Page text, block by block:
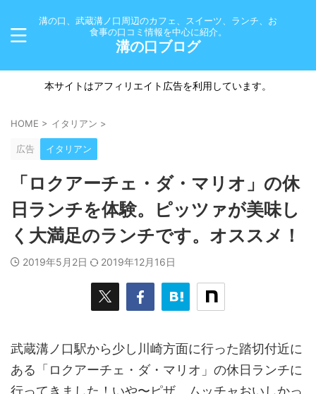
溝の口、武蔵溝ノ口周辺のカフェ、スイーツ、ランチ、お
食事の口コミ情報を中心に紹介。
溝の口ブログ
本サイトはアフィリエイト広告を利用しています。
HOME > イタリアン >
広告 イタリアン
「ロクアーチェ・ダ・マリオ」の休
日ランチを体験。ピッツァが美味し
く大満足のランチです。オススメ！
2019年5月2日 2019年12月16日
武蔵溝ノ口駅から少し川崎方面に行った踏切付近に
ある「ロクアーチェ・ダ・マリオ」の休日ランチに
行ってきました！いや〜ピザ、ムッチャおいしかっ